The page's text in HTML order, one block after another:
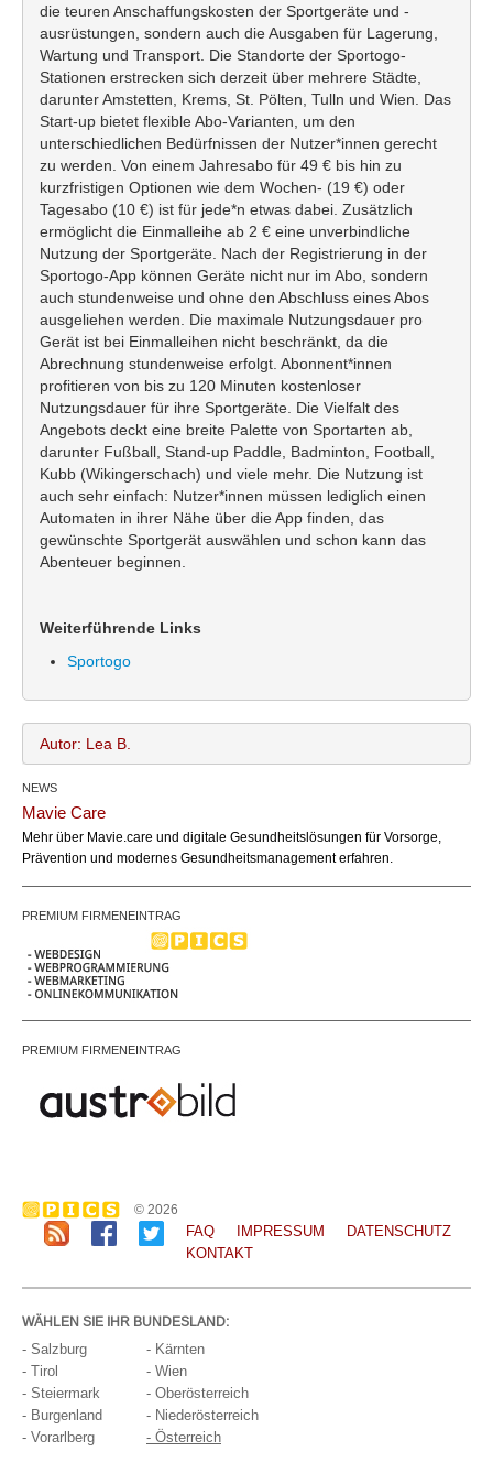
die teuren Anschaffungskosten der Sportgeräte und -
ausrüstungen, sondern auch die Ausgaben für Lagerung,
Wartung und Transport. Die Standorte der Sportogo-
Stationen erstrecken sich derzeit über mehrere Städte,
darunter Amstetten, Krems, St. Pölten, Tulln und Wien. Das
Start-up bietet flexible Abo-Varianten, um den
unterschiedlichen Bedürfnissen der Nutzer*innen gerecht
zu werden. Von einem Jahresabo für 49 € bis hin zu
kurzfristigen Optionen wie dem Wochen- (19 €) oder
Tagesabo (10 €) ist für jede*n etwas dabei. Zusätzlich
ermöglicht die Einmalleihe ab 2 € eine unverbindliche
Nutzung der Sportgeräte. Nach der Registrierung in der
Sportogo-App können Geräte nicht nur im Abo, sondern
auch stundenweise und ohne den Abschluss eines Abos
ausgeliehen werden. Die maximale Nutzungsdauer pro
Gerät ist bei Einmalleihen nicht beschränkt, da die
Abrechnung stundenweise erfolgt. Abonnent*innen
profitieren von bis zu 120 Minuten kostenloser
Nutzungsdauer für ihre Sportgeräte. Die Vielfalt des
Angebots deckt eine breite Palette von Sportarten ab,
darunter Fußball, Stand-up Paddle, Badminton, Football,
Kubb (Wikingerschach) und viele mehr. Die Nutzung ist
auch sehr einfach: Nutzer*innen müssen lediglich einen
Automaten in ihrer Nähe über die App finden, das
gewünschte Sportgerät auswählen und schon kann das
Abenteuer beginnen.
Weiterführende Links
Sportogo
Autor: Lea B.
NEWS
Mavie Care
Mehr über Mavie.care und digitale Gesundheitslösungen für Vorsorge,
Prävention und modernes Gesundheitsmanagement erfahren.
PREMIUM FIRMENEINTRAG
PREMIUM FIRMENEINTRAG
© 2026
FAQ IMPRESSUM
DATENSCHUTZ
KONTAKT
WÄHLEN SIE IHR BUNDESLAND:
- Salzburg
- Tirol
- Steiermark
- Burgenland
- Vorarlberg
- Kärnten
- Wien
- Oberösterreich
- Niederösterreich
- Österreich